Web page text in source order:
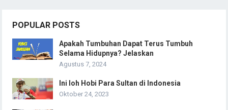
POPULAR POSTS
Apakah Tumbuhan Dapat Terus Tumbuh
Selama Hidupnya? Jelaskan
Agustus 7, 2024
Ini loh Hobi Para Sultan di Indonesia
Oktober 24, 2023